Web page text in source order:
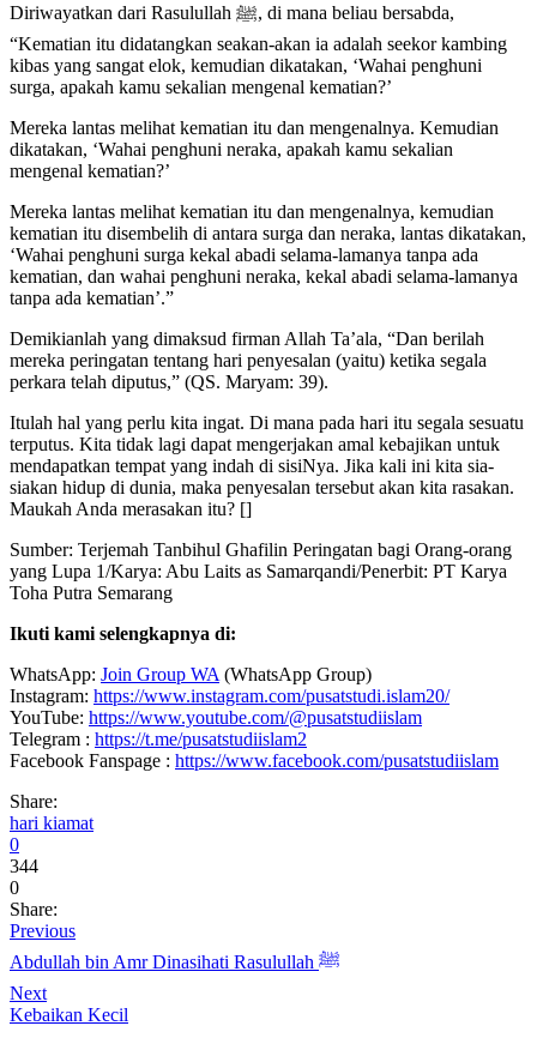
Diriwayatkan dari Rasulullah ﷺ, di mana beliau bersabda,
“Kematian itu didatangkan seakan-akan ia adalah seekor kambing
kibas yang sangat elok, kemudian dikatakan, ‘Wahai penghuni
surga, apakah kamu sekalian mengenal kematian?’
Mereka lantas melihat kematian itu dan mengenalnya. Kemudian
dikatakan, ‘Wahai penghuni neraka, apakah kamu sekalian
mengenal kematian?’
Mereka lantas melihat kematian itu dan mengenalnya, kemudian
kematian itu disembelih di antara surga dan neraka, lantas dikatakan,
‘Wahai penghuni surga kekal abadi selama-lamanya tanpa ada
kematian, dan wahai penghuni neraka, kekal abadi selama-lamanya
tanpa ada kematian’.”
Demikianlah yang dimaksud firman Allah Ta’ala, “Dan berilah
mereka peringatan tentang hari penyesalan (yaitu) ketika segala
perkara telah diputus,” (QS. Maryam: 39).
Itulah hal yang perlu kita ingat. Di mana pada hari itu segala sesuatu
terputus. Kita tidak lagi dapat mengerjakan amal kebajikan untuk
mendapatkan tempat yang indah di sisiNya. Jika kali ini kita sia-
siakan hidup di dunia, maka penyesalan tersebut akan kita rasakan.
Maukah Anda merasakan itu? []
Sumber: Terjemah Tanbihul Ghafilin Peringatan bagi Orang-orang
yang Lupa 1/Karya: Abu Laits as Samarqandi/Penerbit: PT Karya
Toha Putra Semarang
Ikuti kami selengkapnya di:
WhatsApp: Join Group WA (WhatsApp Group)
Instagram: https://www.instagram.com/pusatstudi.islam20/
YouTube: https://www.youtube.com/@pusatstudiislam
Telegram : https://t.me/pusatstudiislam2
Facebook Fanspage : https://www.facebook.com/pusatstudiislam
Share:
hari kiamat
0
344
0
Share:
Previous
Abdullah bin Amr Dinasihati Rasulullah ﷺ
Next
Kebaikan Kecil